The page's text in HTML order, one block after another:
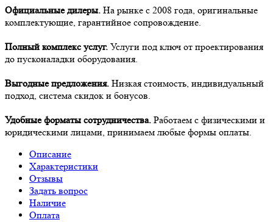
Официальные дилеры. На рынке с 2008 года, оригинальные
комплектующие, гарантийное сопровождение.
Полный комплекс услуг. Услуги под ключ от проектирования
до пусконаладки оборудования.
Выгодные предложения. Низкая стоимость, индивидуальный
подход, система скидок и бонусов.
Удобные форматы сотрудничества. Работаем с физическими и
юридическими лицами, принимаем любые формы оплаты.
Описание
Характеристики
Отзывы
Задать вопрос
Наличие
Оплата